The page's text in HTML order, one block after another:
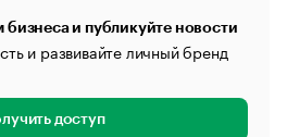
и публикуйте новости
и развивайте личный бренд
доступ